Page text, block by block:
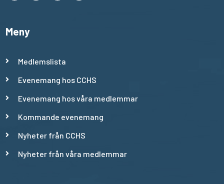
Meny
Medlemslista
Evenemang hos CCHS
Evenemang hos våra medlemmar
Kommande evenemang
Nyheter från CCHS
Nyheter från våra medlemmar